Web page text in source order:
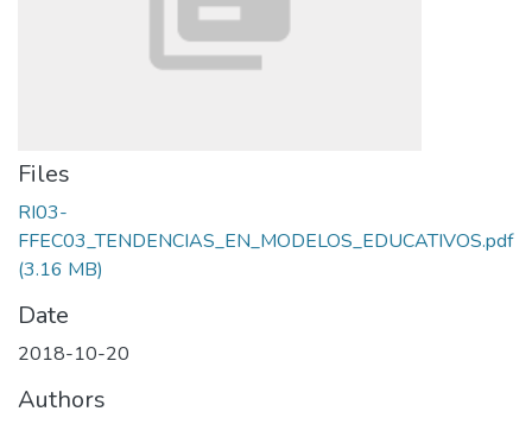
Files
RI03-
FFEC03_TENDENCIAS_EN_MODELOS_EDUCATIVOS.pdf
(3.16 MB)
Date
2018-10-20
Authors